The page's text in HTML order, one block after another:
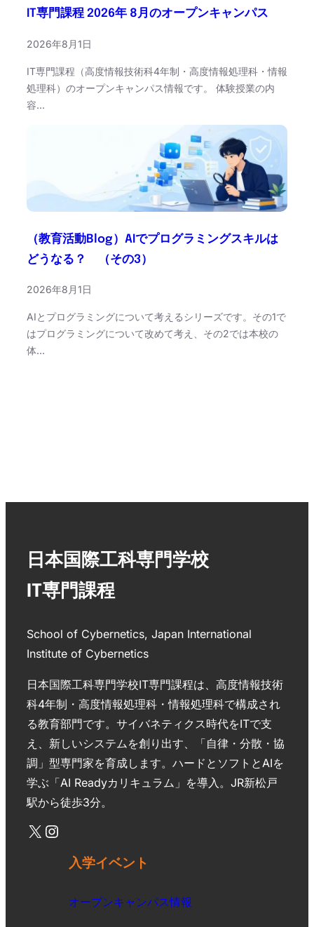
IT専門課程 2026年 8月のオープンキャンパス
2026年8月1日
IT専門課程（高度情報技術科4年制・高度情報処理科・情報
処理科）のオープンキャンパス情報です。 体験授業の内
容…
（教育活動Blog）AIでプログラミングスキルは
どうなる？ （その3）
2026年8月1日
AIとプログラミングについて考えるシリーズです。その1で
はプログラミングについて改めて考え、その2では本校の
体…
日本国際工科専門学校
IT専門課程
School of Cybernetics, Japan International
Institute of Cybernetics
日本国際工科専門学校IT専門課程は、高度情報技術
科4年制・高度情報処理科・情報処理科で構成され
る教育部門です。サイバネティクス時代をITで支
え、新しいシステムを創り出す、「自律・分散・協
調」型専門家を育成します。ハードとソフトとAIを
学ぶ「AI Readyカリキュラム」を導入。JR新松戸
駅から徒歩3分。
入学イベント
オープンキャンパス情報